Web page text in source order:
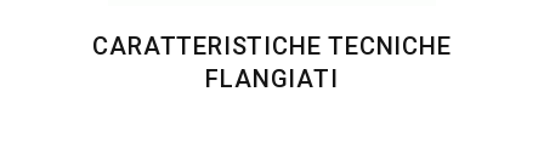
CARATTERISTICHE TECNICHE
FLANGIATI